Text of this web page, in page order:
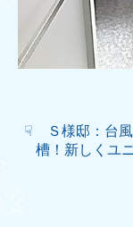
☟ Ｓ様邸：台風
槽！新しくユ